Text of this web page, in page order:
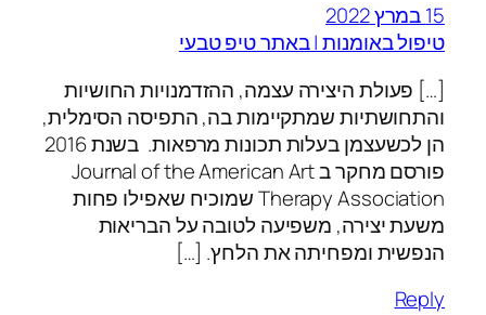
15 במרץ 2022
טיפול באומנות | באתר טיפ טבעי
[…] פעולת היצירה עצמה, ההזדמנויות החושיות
והתחושתיות שמתקיימות בה, התפיסה הסימלית,
הן לכשעצמן בעלות תכונות מרפאות. בשנת 2016
פורסם מחקר ב Journal of the American Art
Therapy Association שמוכיח שאפילו פחות
משעת יצירה, משפיעה לטובה על הבריאות
הנפשית ומפחיתה את הלחץ. […]
Reply